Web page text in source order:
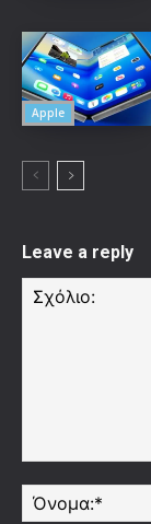
Apple
Leave a reply